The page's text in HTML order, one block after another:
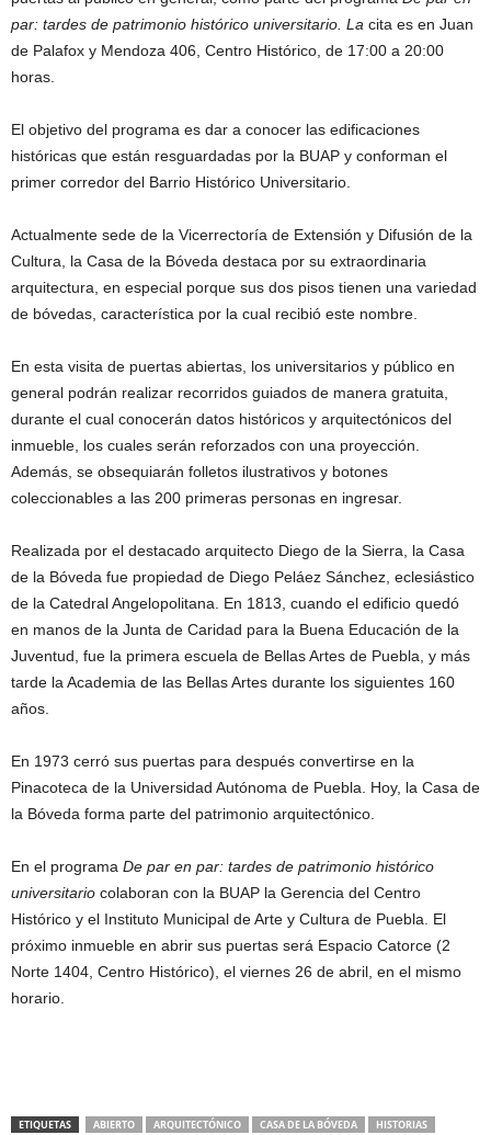
par: tardes de patrimonio histórico universitario. La cita es en Juan
de Palafox y Mendoza 406, Centro Histórico, de 17:00 a 20:00
horas.
El objetivo del programa es dar a conocer las edificaciones
históricas que están resguardadas por la BUAP y conforman el
primer corredor del Barrio Histórico Universitario.
Actualmente sede de la Vicerrectoría de Extensión y Difusión de la
Cultura, la Casa de la Bóveda destaca por su extraordinaria
arquitectura, en especial porque sus dos pisos tienen una variedad
de bóvedas, característica por la cual recibió este nombre.
En esta visita de puertas abiertas, los universitarios y público en
general podrán realizar recorridos guiados de manera gratuita,
durante el cual conocerán datos históricos y arquitectónicos del
inmueble, los cuales serán reforzados con una proyección.
Además, se obsequiarán folletos ilustrativos y botones
coleccionables a las 200 primeras personas en ingresar.
Realizada por el destacado arquitecto Diego de la Sierra, la Casa
de la Bóveda fue propiedad de Diego Peláez Sánchez, eclesiástico
de la Catedral Angelopolitana. En 1813, cuando el edificio quedó
en manos de la Junta de Caridad para la Buena Educación de la
Juventud, fue la primera escuela de Bellas Artes de Puebla, y más
tarde la Academia de las Bellas Artes durante los siguientes 160
años.
En 1973 cerró sus puertas para después convertirse en la
Pinacoteca de la Universidad Autónoma de Puebla. Hoy, la Casa de
la Bóveda forma parte del patrimonio arquitectónico.
En el programa De par en par: tardes de patrimonio histórico
universitario colaboran con la BUAP la Gerencia del Centro
Histórico y el Instituto Municipal de Arte y Cultura de Puebla. El
próximo inmueble en abrir sus puertas será Espacio Catorce (2
Norte 1404, Centro Histórico), el viernes 26 de abril, en el mismo
horario.
ETIQUETAS ABIERTO ARQUITECTÓNICO CASA DE LA BÓVEDA HISTORIAS